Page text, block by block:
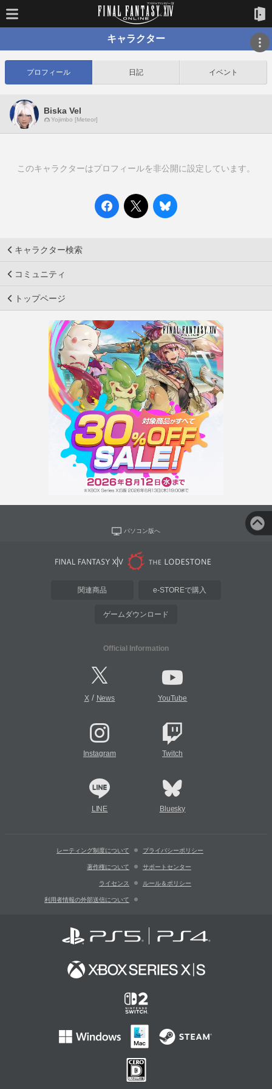
キャラクター
プロフィール 日記 イベント
Biska Vel
Yojimbo [Meteor]
このキャラクターはプロフィールを非公開に設定しています。
キャラクター検索
コミュニティ
トップページ
パソコン版へ
関連商品 e-STOREで購入
ゲームダウンロード
Official Information
X/ News YouTube
Instagram Twitch
LINE Bluesky
レーティング制度について プライバシーポリシー
著作権について サポートセンター
ライセンス ルール＆ポリシー
利用者情報の外部送信について